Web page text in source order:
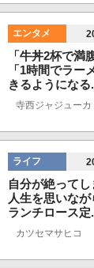
エンタメ
「牛丼2杯で満
「1時間でラー
きるようになる
寺西ジャジューカ
ライフ
自分が絶って
人生を思いな
ランチロース定
カツセマサヒコ